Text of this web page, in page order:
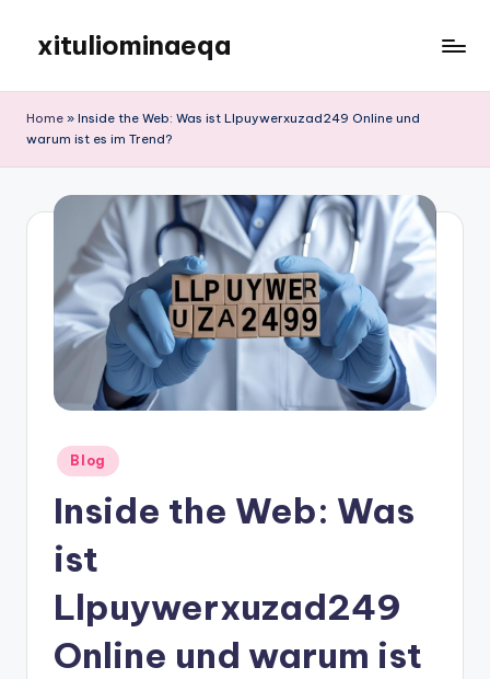
content
xituliominaeqa
Home » Inside the Web: Was ist Llpuywerxuzad249 Online und
warum ist es im Trend?
Posted
in
Blog
Inside the Web: Was
ist
Llpuywerxuzad249
Online und warum ist